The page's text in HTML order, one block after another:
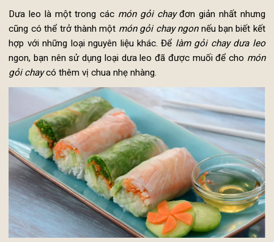
Trước tiên, bạn cần cắt ngó sen thành các khúc rồi ngâm
nước muối loãng. Tiếp theo, gọt vỏ cà rốt, dưa chuột và
thành dạng sợi dài. Sau đó, bỏ ngó sen cùng các loại
liệu khác ra đĩa lớn. Cuối cùng, cho các nguyên liệu vào
cuốn bánh đa, cuốn chặt tay để phần nhân không bị rơi ra.
3. Cách làm Gỏi chay dưa leo
Dưa leo là một trong cácmón gỏi chayđơn giản nhất
cũng có thể trở thành mộtmón gỏi chay ngon nếu bạn biết
hợp với những loại nguyên liệu khác. Đểlàm gỏi chay dưa
ngon, bạn nên sử dụng loại dưa leo đã được muối để cho
gỏi chaycó thêm vị chua nhẹ nhàng.